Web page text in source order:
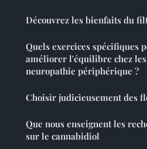
Découvrez les bienfaits du
Quels exercices spécifiques
améliorer l'équilibre chez
neuropathie périphérique ?
Choisir judicieusement des
Que nous enseignent les
sur le cannabidiol